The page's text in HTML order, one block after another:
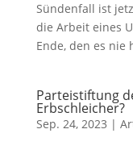
Sündenfall ist
die Arbeit eines
Ende, den es nie
Parteistiftung
Erbschleicher?
Sep. 24, 2023 |